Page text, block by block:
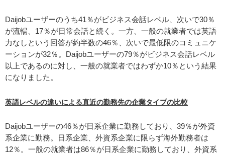
Daijobユーザーのうち41％がビジネス会話レベル、次いで30％
が流暢、17％が日常会話と続く。一方、一般の就業者では英語
力なしという回答が約半数の46％、次いで最低限のコミュニケ
ーションが32％。Daijobユーザーの79％がビジネス会話レベル
以上であるのに対し、一般の就業者ではわずか10％という結果
になりました。
英語レベルの違いによる直近の勤務先の企業タイプの比較
Daijobユーザーの46％が日系企業に勤務しており、39％が外資
系企業に勤務。日系企業、外資系企業に限らず海外勤務者は
12％。一般の就業者は86％が日系企業に勤務しており、外資系